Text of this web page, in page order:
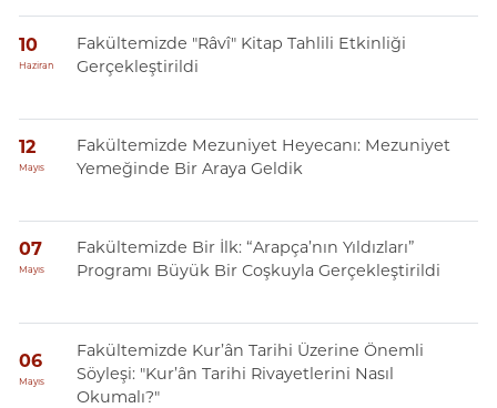
10
Haziran
Fakültemizde "Râvî" Kitap Tahlili Etkinliği
Gerçekleştirildi
12
Mayıs
Fakültemizde Mezuniyet Heyecanı: Mezuniyet
Yemeğinde Bir Araya Geldik
07
Mayıs
Fakültemizde Bir İlk: “Arapça’nın Yıldızları”
Programı Büyük Bir Coşkuyla Gerçekleştirildi
06
Mayıs
Fakültemizde Kur’ân Tarihi Üzerine Önemli
Söyleşi: "Kur’ân Tarihi Rivayetlerini Nasıl
Okumalı?"